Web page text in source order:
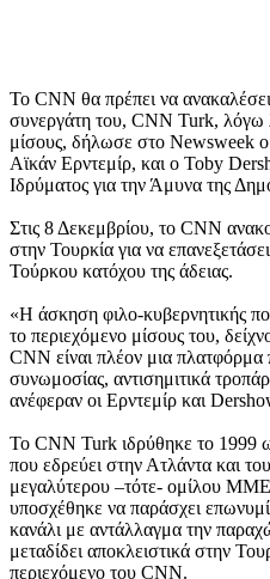
Το CNN θα πρέπει να
συνεργάτη του, CNN Turk, λόγω
μίσους, δήλωσε στο Newsweek
Αϊκάν Ερντεμίρ, και ο Toby
Ιδρύματος για την Άμυνα της
Στις 8 Δεκεμβρίου, το CNN
στην Τουρκία για να
Τούρκου κατόχου της άδειας.
«Η άσκηση φιλο-κυβερνητικής
το περιεχόμενο μίσους του,
CNN είναι πλέον μια πλατφόρμα
συνωμοσίας, αντισημιτικά
ανέφεραν οι Ερντεμίρ και
Το CNN Turk ιδρύθηκε το 1999
που εδρεύει στην Ατλάντα και
μεγαλύτερου –τότε- ομίλου
υποσχέθηκε να παράσχει
κανάλι με αντάλλαγμα την
μεταδίδει αποκλειστικά στην
περιεχόμενο του CNN.